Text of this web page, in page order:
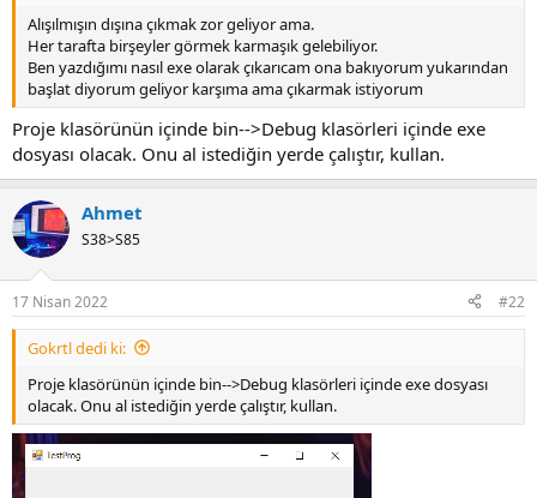
a
n
i
Alışılmışın dışına çıkmak zor geliyor ama.
Her tarafta birşeyler görmek karmaşık gelebiliyor.
Ben yazdığımı nasıl exe olarak çıkarıcam ona bakıyorum yukarından
başlat diyorum geliyor karşıma ama çıkarmak istiyorum
Proje klasörünün içinde bin-->Debug klasörleri içinde exe
dosyası olacak. Onu al istediğin yerde çalıştır, kullan.
Ahmet
S38>S85
17 Nisan 2022 #22
Gokrtl dedi ki:
Proje klasörünün içinde bin-->Debug klasörleri içinde exe dosyası
olacak. Onu al istediğin yerde çalıştır, kullan.